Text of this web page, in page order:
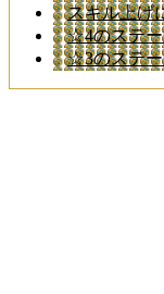
スキル上げ
☆4のステ
☆3のステ